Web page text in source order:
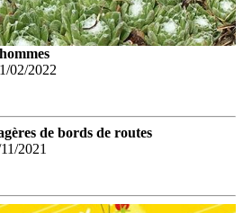
02/2022
de bords de routes
2021